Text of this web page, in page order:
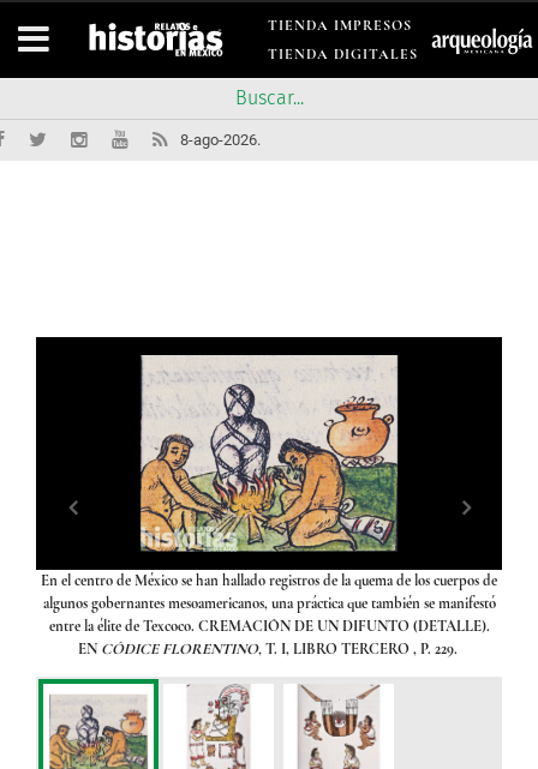
TIENDA IMPRESOS
TIENDA DIGITALES
8-ago-2026.
En el centro de México se han hallado registros de la quema de los cuerpos de
algunos gobernantes mesoamericanos, una práctica que también se manifestó
entre la élite de Texcoco. CREMACIÓN DE UN DIFUNTO (DETALLE).
EN CÓDICE FLORENTINO,T. I, LIBRO TERCERO , P. 229.